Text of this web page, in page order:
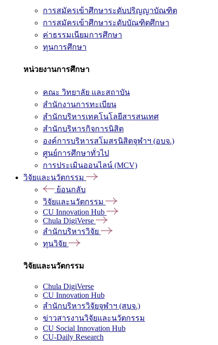
การสมัครเข้าศึกษาระดับปริญญาบัณฑิต
การสมัครเข้าศึกษาระดับบัณฑิตศึกษา
ค่าธรรมเนียมการศึกษา
ทุนการศึกษา
หน่วยงานการศึกษา
คณะ วิทยาลัย และสถาบัน
สำนักงานการทะเบียน
สำนักบริหารเทคโนโลยีสารสนเทศ
สำนักบริหารกิจการนิสิต
องค์การบริหารสโมสรนิสิตจุฬาฯ (อบจ.)
ศูนย์การศึกษาทั่วไป
การประเมินออนไลน์ (MCV)
วิจัยและนวัตกรรม
ย้อนกลับ
วิจัยและนวัตกรรม
CU Innovation Hub
Chula DigiVerse
สำนักบริหารวิจัย
ทุนวิจัย
วิจัยและนวัตกรรม
Chula DigiVerse
CU Innovation Hub
สำนักบริหารวิจัยจุฬาฯ (สบจ.)
ข่าวสารงานวิจัยและนวัตกรรม
CU Social Innovation Hub
CU-Daily Research